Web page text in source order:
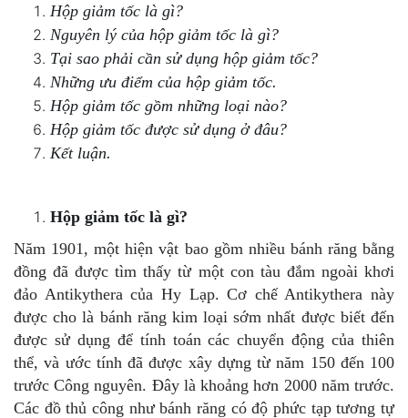
Hộp giảm tốc là gì?
Nguyên lý của hộp giảm tốc là gì?
Tại sao phải cần sử dụng hộp giảm tốc?
Những ưu điểm của hộp giảm tốc.
Hộp giảm tốc gồm những loại nào?
Hộp giảm tốc được sử dụng ở đâu?
Kết luận.
Hộp giảm tốc là gì?
Năm 1901, một hiện vật bao gồm nhiều bánh răng bằng
đồng đã được tìm thấy từ một con tàu đắm ngoài khơi
đảo Antikythera của Hy Lạp. Cơ chế Antikythera này
được cho là bánh răng kim loại sớm nhất được biết đến
được sử dụng để tính toán các chuyển động của thiên
thể, và ước tính đã được xây dựng từ năm 150 đến 100
trước Công nguyên. Đây là khoảng hơn 2000 năm trước.
Các đồ thủ công nhưbánh răng có độ phức tạp tương tự